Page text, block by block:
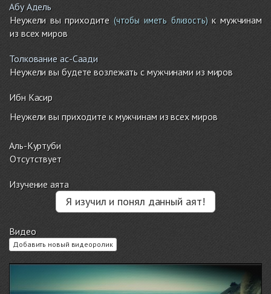
Абу Адель
Неужели вы приходите (чтобы иметь близость)к мужчинам
из всех миров
Толкование ас-Саади
Неужели вы будете возлежать с мужчинами из миров
Ибн Касир
Неужели вы приходите к мужчинам из всех миров
Аль-Куртуби
Отсутствует
Изучение аята
Я изучил и понял данный аят!
Видео
Добавить новый видеоролик